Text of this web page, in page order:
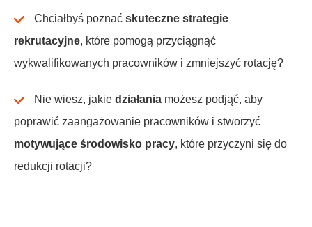
Chciałbyś poznać skuteczne strategie
rekrutacyjne, które pomogą przyciągnąć
wykwalifikowanych pracowników i zmniejszyć rotację?
Nie wiesz, jakie działania możesz podjąć, aby
poprawić zaangażowanie pracowników i stworzyć
motywujące środowisko pracy, które przyczyni się do
redukcji rotacji?